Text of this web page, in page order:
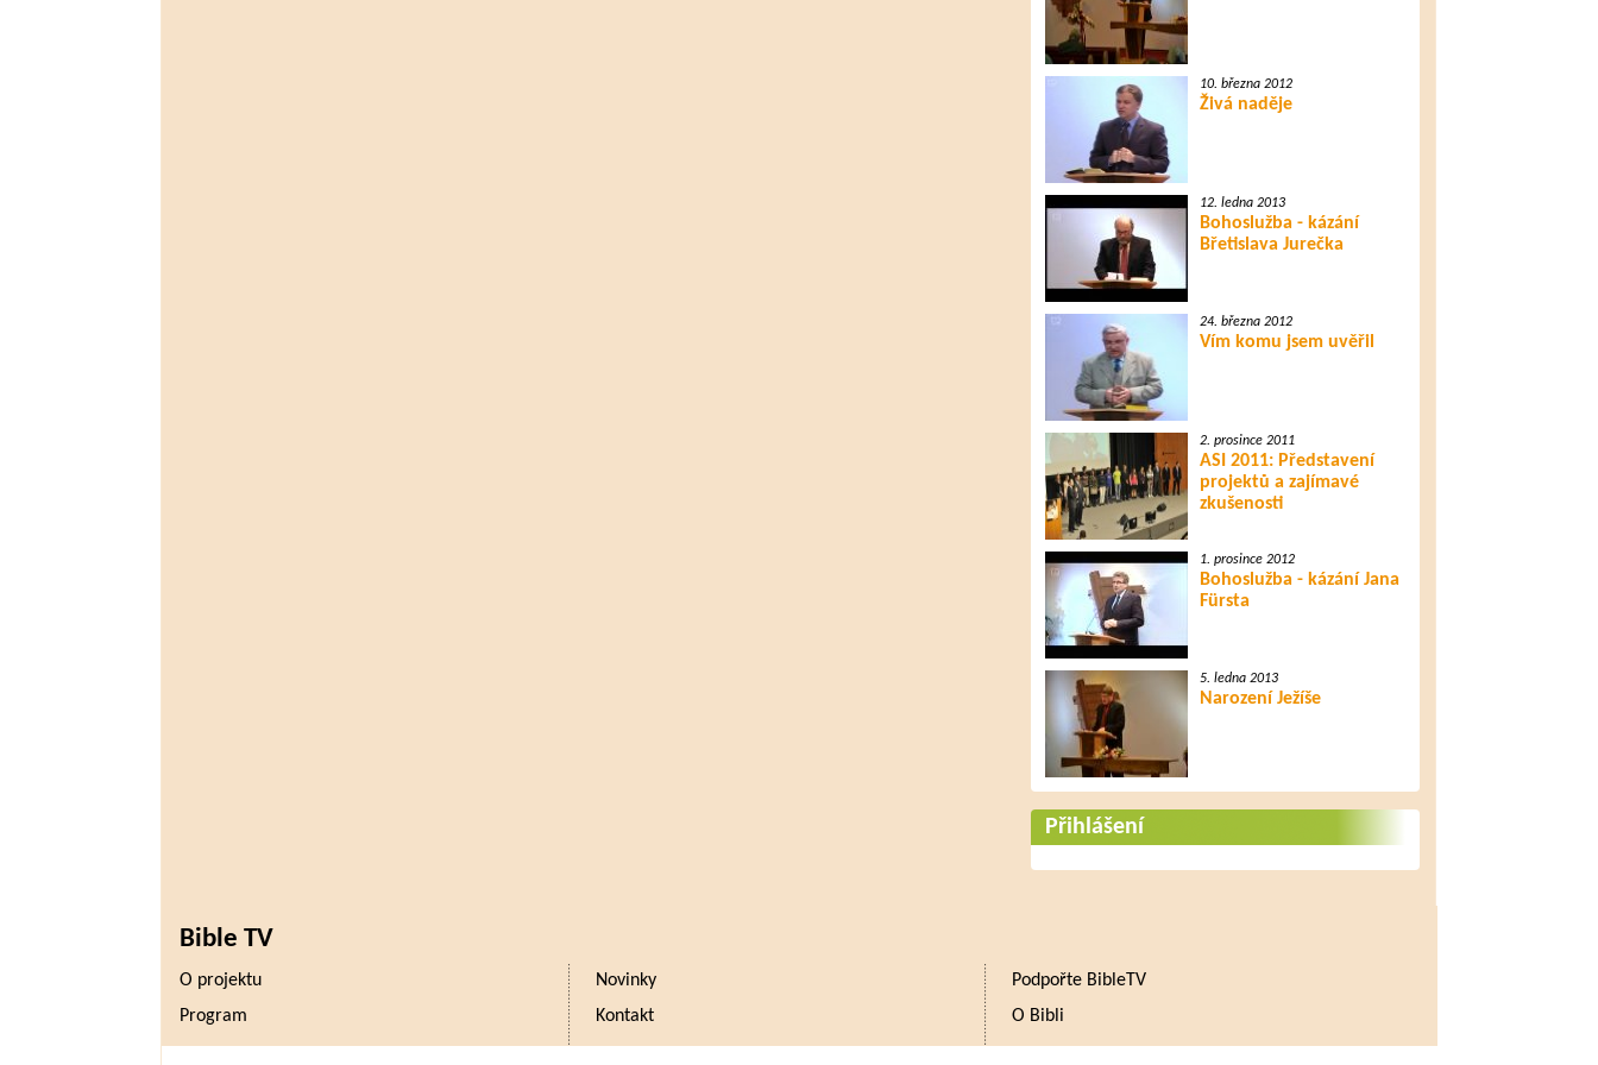
10. března 2012
Živá naděje
12. ledna 2013
Bohoslužba - kázání
Břetislava Jurečka
24. března 2012
Vím komu jsem uvěřil
2. prosince 2011
ASI 2011: Představení
projektů a zajímavé
zkušenosti
1. prosince 2012
Bohoslužba - kázání Jana
Fürsta
5. ledna 2013
Narození Ježíše
Přihlášení
Bible TV
O projektu Novinky
Podpořte BibleTV
Program
Kontakt O Bibli